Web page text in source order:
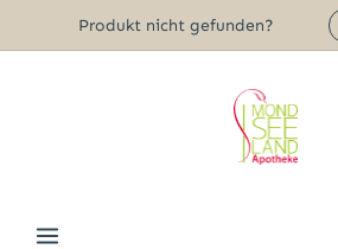
Zum Hauptinhalt springen
Produkt nicht gefunden?